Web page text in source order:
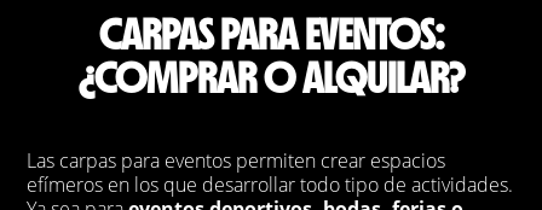
CARPAS PARA EVENTOS:
¿COMPRAR O ALQUILAR?
Las carpas para eventos permiten crear espacios
efímeros en los que desarrollar todo tipo de actividades.